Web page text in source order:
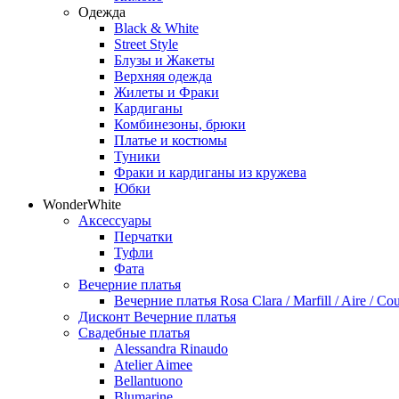
Одежда
Black & White
Street Style
Блузы и Жакеты
Верхняя одежда
Жилеты и Фраки
Кардиганы
Комбинезоны, брюки
Платье и костюмы
Туники
Фраки и кардиганы из кружева
Юбки
WonderWhite
Аксессуары
Перчатки
Туфли
Фата
Вечерние платья
Вечерние платья Rosa Clara / Marfill / Aire /
Дисконт Вечерние платья
Свадебные платья
Alessandra Rinaudo
Atelier Aimee
Bellantuono